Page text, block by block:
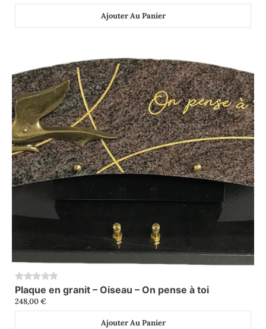
Ajouter Au Panier
0
Plaque en granit – Oiseau – On pense à toi
248,00€
Ajouter Au Panier